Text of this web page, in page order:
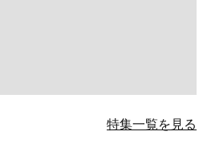
特集一覧を見る